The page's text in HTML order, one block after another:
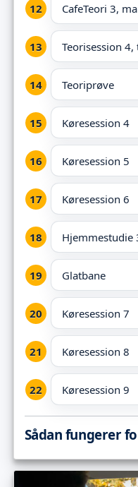
CafeTeori 3,
Teorisession
Teoriprøve
Køresession 4
Køresession 5
Køresession 6
Hjemmestudie
Glatbane
Køresession 7
Køresession 8
Køresession 9
Sådan fungerer